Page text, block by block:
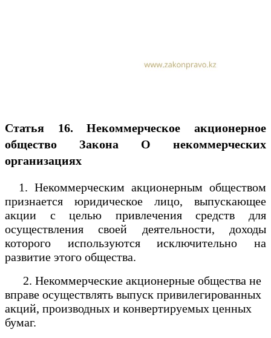
Статья 16. Некоммерческое акционерное
общество
Закона О некоммерческих
организациях
1. Некоммерческим акционерным обществом
признается юридическое лицо, выпускающее
акции с целью привлечения средств для
осуществления своей деятельности, доходы
которого используются исключительно на
развитие этого общества.
2. Некоммерческие акционерные общества не
вправе осуществлять выпуск привилегированных
акций, производных и конвертируемых ценных
бумаг.